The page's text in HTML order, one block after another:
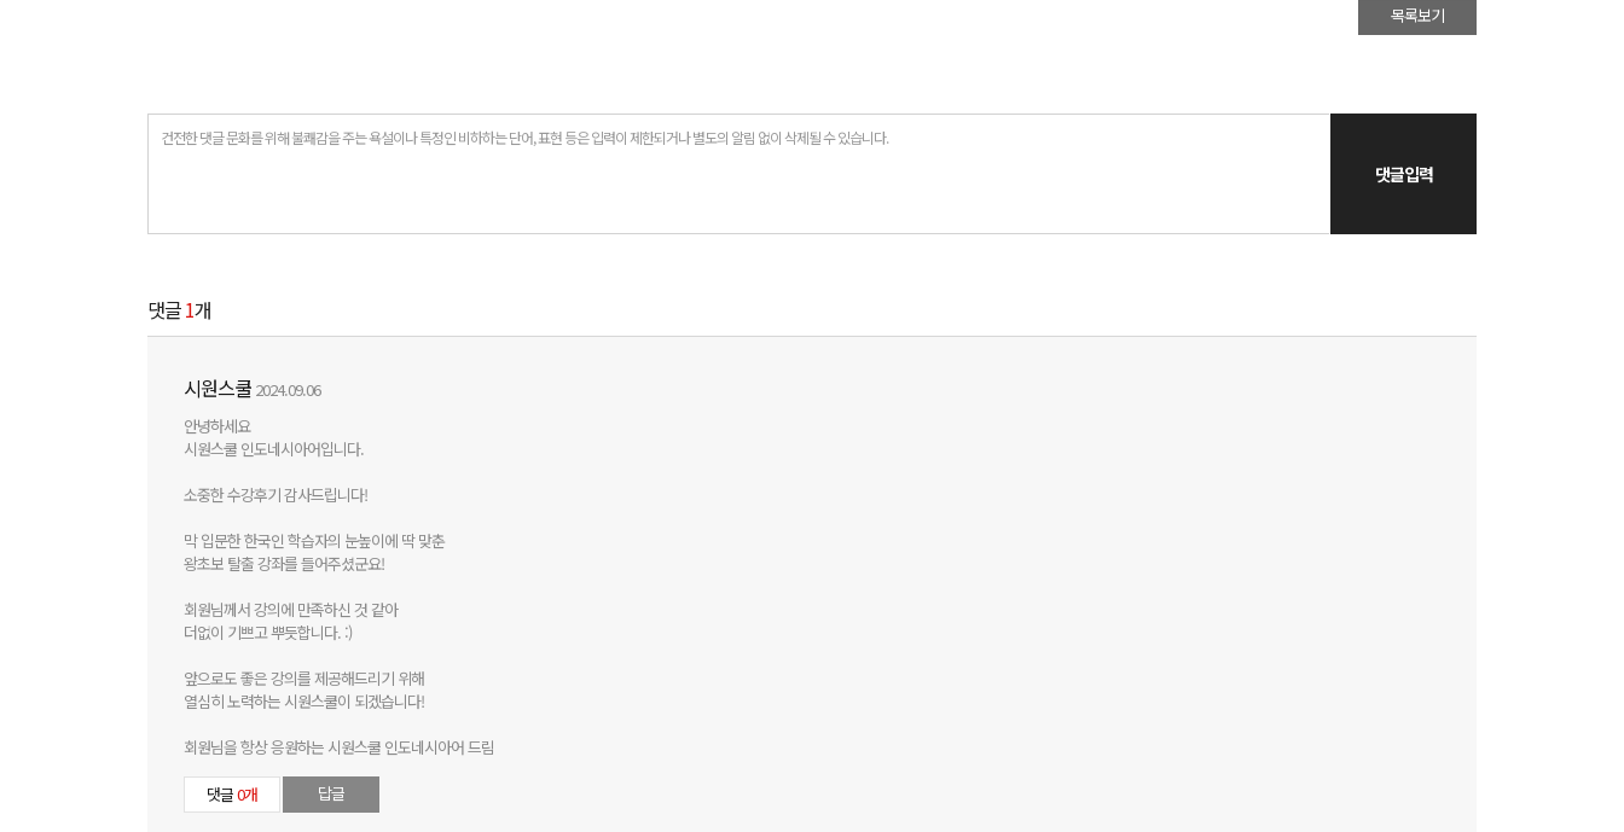
목록보기
건전한 댓글 문화를 위해 불쾌감을 주는 욕설이나 특정인 비하하는 단어, 표현 등은 입력이 제한되거나 별도의 알림 없이 삭제될 수 있습니다.
댓글입력
댓글1개
시원스쿨 2024.09.06
안녕하세요
시원스쿨 인도네시아어입니다.
소중한 수강후기 감사드립니다!
막 입문한 한국인 학습자의 눈높이에 딱 맞춘
왕초보 탈출 강좌를 들어주셨군요!
회원님께서 강의에 만족하신 것 같아
더없이 기쁘고 뿌듯합니다. :)
앞으로도 좋은 강의를 제공해드리기 위해
열심히 노력하는 시원스쿨이 되겠습니다!
회원님을 항상 응원하는 시원스쿨 인도네시아어 드림
댓글0개 답글